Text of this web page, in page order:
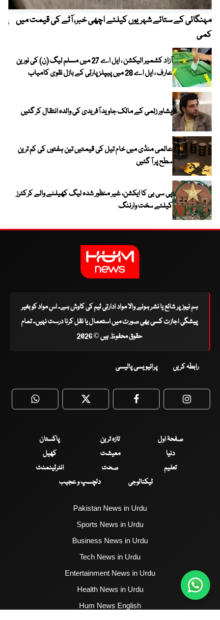
مہنگائی کے ستائے شہریوں کیلئے اچھی خبر، آٹے کی قیمت میں
کمی
آزاد کشمیر الیکشن ، ایل اے 27 میں مسلم لیگ (ن) کی نورین
عارف ، ایل اے 28 میں پیپلز پارٹی کے بازل نقوی کامیاب
پشاور زلمی کے مالک جاوید آفریدی کی والدہ انتقال کر گئیں
عالمی منڈی میں خام تیل کی قیمتیں تین ہفتوں کی کم ترین
سطح پر آ گئیں
پی سی بی کا ایکشن، غیر منظور شدہ لیگ کھیلنے والے کرکٹرز
کیلئے سخت وارننگ
ہم نیوز پر شائع یا نشر ہونے والا مواد ادارتی ٹیم کی کاوش ہے۔ اس مواد کو بغیر
پیشگی اجازت کسی بھی صورت میں استعمال یا نقل کرنا درست نہیں۔ تمام
حقوق محفوظ ہیں © 2026
رابطہ کریں پرائیویسی پالیسی
WhatsApp Twitter Facebook
صفحۂ اول تازہ ترین
پاکستان
دنیا
معیشت
کھیل
تعلیم
صحت
انٹرٹینمنٹ
ٹیکنالوجی
دلچسپ و عجیب
Pakistan News in Urdu
Sports News in Urdu
Business News in Urdu
Tech News in Urdu
Entertainment News in Urdu
Health News in Urdu
Hum News English